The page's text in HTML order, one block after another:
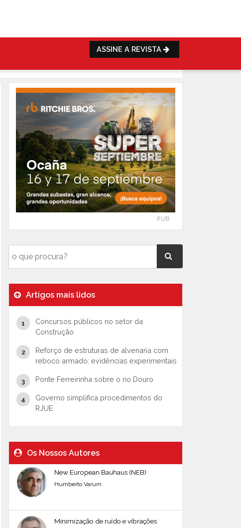
ASSINE A REVISTA
PUB
Artigos mais lidos
Concursos públicos no setor da
Construção
Reforço de estruturas de alvenaria com
reboco armado: evidências experimentais
Ponte Ferreirinha sobre o rio Douro
Governo simplifica procedimentos do
RJUE
Os Nossos Autores
New European Bauhaus (NEB)
Humberto Varum
Minimização de ruído e vibrações